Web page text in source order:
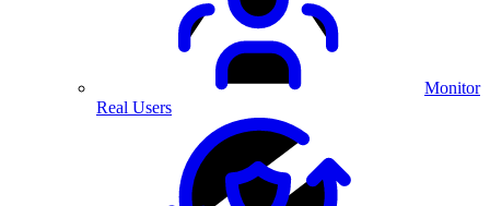
Monitor
Real Users